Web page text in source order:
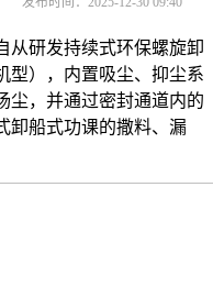
研发持续式环保螺旋卸
型），内置吸尘、抑尘系
尘，并通过密封通道内的
卸船式功课的撒料、漏